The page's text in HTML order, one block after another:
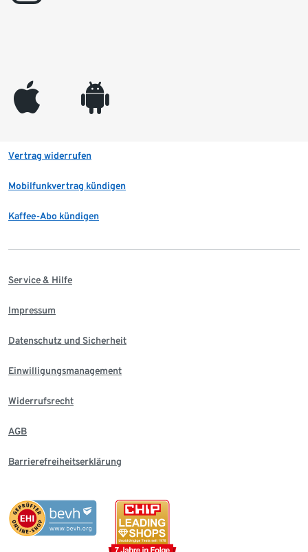
appleinc android
Vertrag widerrufen
Mobilfunkvertrag kündigen
Kaffee-Abo kündigen
Service & Hilfe
Impressum
Datenschutz und Sicherheit
Einwilligungsmanagement
Widerrufsrecht
AGB
Barrierefreiheitserklärung